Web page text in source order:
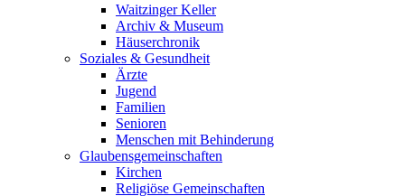
Waitzinger Keller
Archiv & Museum
Häuserchronik
Soziales & Gesundheit
Ärzte
Jugend
Familien
Senioren
Menschen mit Behinderung
Glaubensgemeinschaften
Kirchen
Religiöse Gemeinschaften